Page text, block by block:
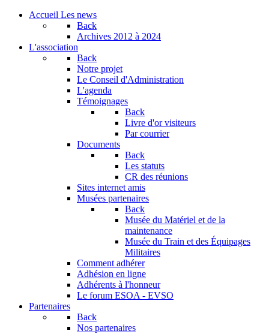
Accueil Les news
Back
Archives 2012 à 2024
L'association
Back
Notre projet
Le Conseil d'Administration
L'agenda
Témoignages
Back
Livre d'or visiteurs
Par courrier
Documents
Back
Les statuts
CR des réunions
Sites internet amis
Musées partenaires
Back
Musée du Matériel et de la
maintenance
Musée du Train et des Équipages
Militaires
Comment adhérer
Adhésion en ligne
Adhérents à l'honneur
Le forum ESOA - EVSO
Partenaires
Back
Nos partenaires